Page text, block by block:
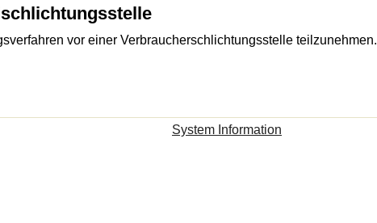
vor einer Verbraucherschlichtungsstelle teilzunehmen.
System Information